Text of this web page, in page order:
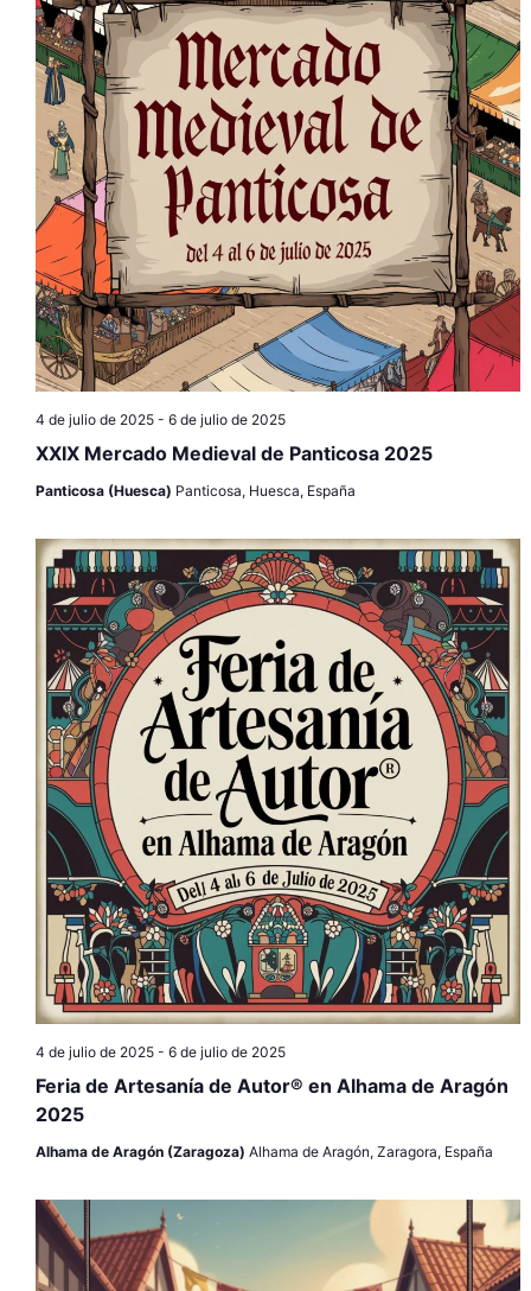
XXIX Mercado Medieval de Panticosa 2025
4 de julio de 2025- 6 de julio de 2025
Panticosa (Huesca) Panticosa, Huesca, España
Feria de Artesanía de Autor® en Alhama de Aragón
2025
4 de julio de 2025- 6 de julio de 2025
Alhama de Aragón (Zaragoza) Alhama de Aragón, Zaragora, España